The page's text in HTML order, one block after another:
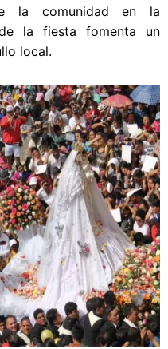
la comunidad en la
la fiesta fomenta un
local.